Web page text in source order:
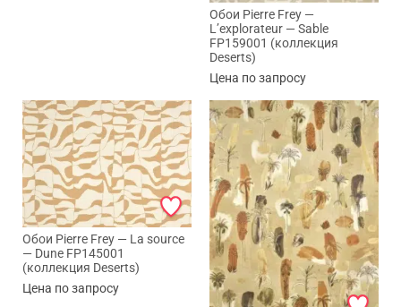
Обои Pierre Frey —
L’explorateur — Sable
FP159001 (коллекция
Deserts)
Цена по запросу
Обои Pierre Frey — La source
— Dune FP145001
(коллекция Deserts)
Цена по запросу